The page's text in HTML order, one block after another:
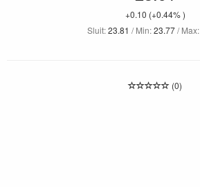
+0.10 (+0.44% )
Sluit:23.81 / Min:23.77/ Max:
(0)